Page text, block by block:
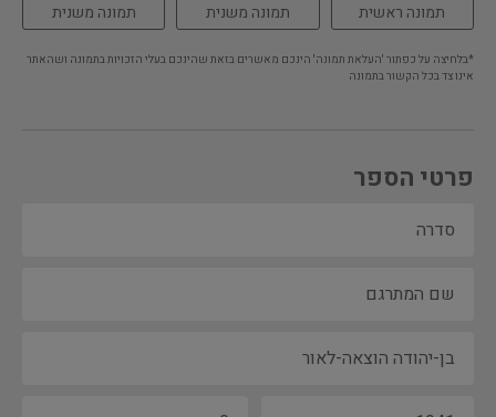
תמונה ראשית תמונה משנית תמונה משנית
*בלחיצה על כפתור 'העלאת תמונה' הינכם מאשרים בזאת שהינכם בעלי הזכויות בתמונה ושהאתר
אינו צד בכל הקשור בתמונה
פרטי הספר